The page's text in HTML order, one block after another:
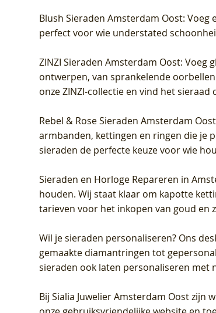
Blush Sieraden Amsterdam Oost: Voeg
perfect voor wie understated
ZINZI Sieraden Amsterdam Oost: Voeg
ontwerpen, van sprankelende
onze ZINZI-collectie en vind het
Rebel & Rose Sieraden Amsterdam Oost
armbanden, kettingen en ringen die je
sieraden de perfecte keuze voor wie
Sieraden en Horloge Repareren in
houden. Wij staat klaar om kapotte
tarieven voor het inkopen van goud en
Wil je sieraden personaliseren? Ons
gemaakte diamantringen tot
sieraden ook laten personaliseren met
BijSialia Juwelier Amsterdam Oostzijn